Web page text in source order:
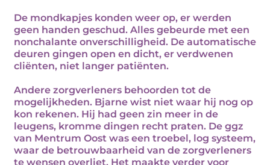
De mondkapjes konden weer op, er werden
geen handen geschud. Alles gebeurde met een
nonchalante onverschilligheid. De automatische
deuren gingen open en dicht, er verdwenen
cliënten, niet langer patiënten.
Andere zorgverleners behoorden tot de
mogelijkheden. Bjarne wist niet waar hij nog op
kon rekenen. Hij had geen zin meer in de
leugens, kromme dingen recht praten. De ggz
van Mentrum Oost was een troebel, log systeem,
waar de betrouwbaarheid van de zorgverleners
te wensen overliet. Het maakte verder voor